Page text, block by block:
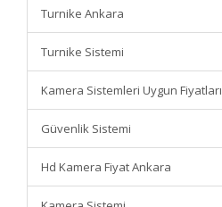
Turnike Ankara
Turnike Sistemi
Kamera Sistemleri Uygun Fiyatları
Güvenlik Sistemi
Hd Kamera Fiyat Ankara